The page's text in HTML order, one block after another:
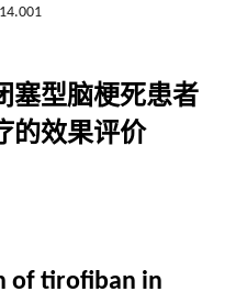
塞型脑梗死患者
的效果评价
of tirofiban in